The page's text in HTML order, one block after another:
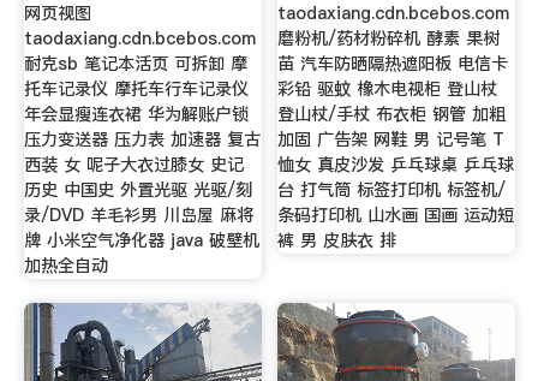
网页视图
taodaxiang.cdn.bcebos.com
耐克sb 笔记本活页 可拆卸 摩
托车记录仪 摩托车行车记录仪
年会显瘦连衣裙 华为解账户锁
压力变送器 压力表 加速器 复古
西装 女 呢子大衣过膝女 史记
历史 中国史 外置光驱 光驱/刻
录/DVD 羊毛衫男 川岛屋 麻将
牌 小米空气净化器 java 破壁机
加热全自动
taodaxiang.cdn.bcebos.com
磨粉机/药材粉碎机 酵素 果树
苗 汽车防晒隔热遮阳板 电信卡
彩铅 驱蚊 橡木电视柜 登山杖
登山杖/手杖 布衣柜 钢管 加粗
加固 广告架 网鞋 男 记号笔 T
恤女 真皮沙发 乒乓球桌 乒乓球
台 打气筒 标签打印机 标签机/
条码打印机 山水画 国画 运动短
裤 男 皮肤衣 排